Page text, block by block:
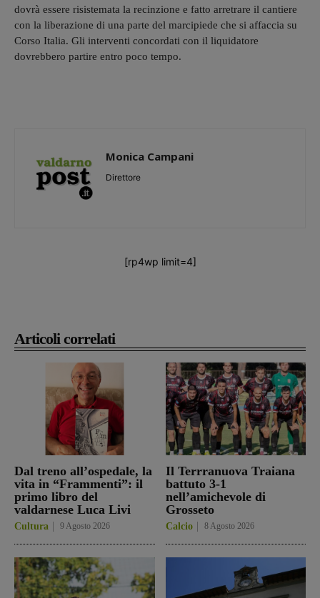
Articoli correlati
Dal treno all’ospedale, la
vita in “Frammenti”: il
primo libro del
valdarnese Luca Livi
Cultura 9 Agosto 2026
Il Terrranuova Traiana
battuto 3-1
nell’amichevole di
Grosseto
Calcio 8 Agosto 2026
dovrà essere risistemata la recinzione e fatto arretrare il cantiere
con la liberazione di una parte del marcipiede che si affaccia su
Corso Italia. Gli interventi concordati con il liquidatore
dovrebbero partire entro poco tempo.
Monica Campani
Direttore
[rp4wp limit=4]